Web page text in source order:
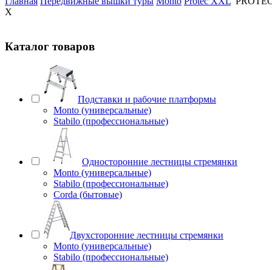
X
Каталог товаров
Подставки и рабочие платформы
Monto (универсальные)
Stabilo (профессиональные)
Односторонние лестницы стремянки
Monto (универсальные)
Stabilo (профессиональные)
Corda (бытовые)
Двухсторонние лестницы стремянки
Monto (универсальные)
Stabilo (профессиональные)